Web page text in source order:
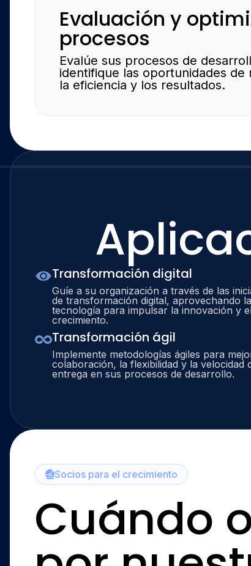
Evaluación y
procesos
Evalúe sus procesos de
identifique las oportunidades de
la eficiencia y los resultados.
Transformación digital
Guíe a su organización a través de las
de transformación digital, aprovechando la
tecnología para impulsar la innovación y
crecimiento.
Transformación ágil
Implemente metodologías ágiles para
colaboración, la flexibilidad y la velocidad
entrega en sus procesos de desarrollo.
Socios para el crecimiento
Cuándo